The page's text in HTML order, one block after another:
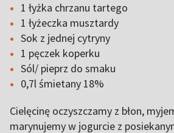
1 łyżka chrzanu tartego
1 łyżeczka musztardy
Sok z jednej cytryny
1 pęczek koperku
Sól/ pieprz do smaku
0,7l śmietany 18%
Cielęcinę oczyszczamy z błon,
marynujemy w jogurcie z